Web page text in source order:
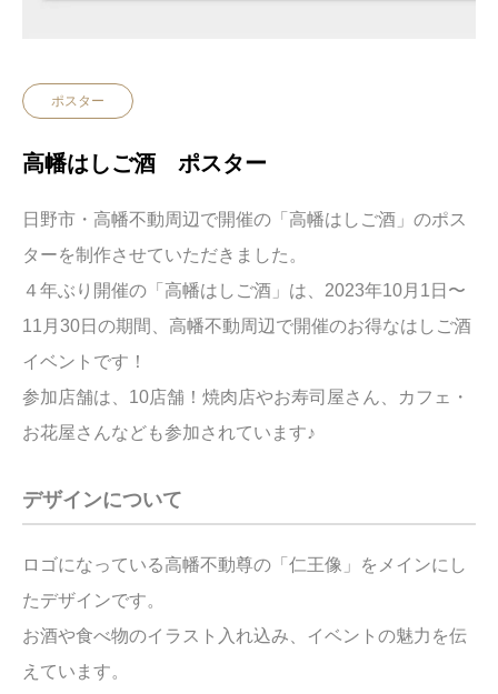
ポスター
高幡はしご酒 ポスター
日野市・高幡不動周辺で開催の「高幡はしご酒」のポス
ターを制作させていただきました。
４年ぶり開催の「高幡はしご酒」は、2023年10月1日〜
11月30日の期間、高幡不動周辺で開催のお得なはしご酒
イベントです！
参加店舗は、10店舗！焼肉店やお寿司屋さん、カフェ・
お花屋さんなども参加されています♪
デザインについて
ロゴになっている高幡不動尊の「仁王像」をメインにし
たデザインです。
お酒や食べ物のイラスト入れ込み、イベントの魅力を伝
えています。